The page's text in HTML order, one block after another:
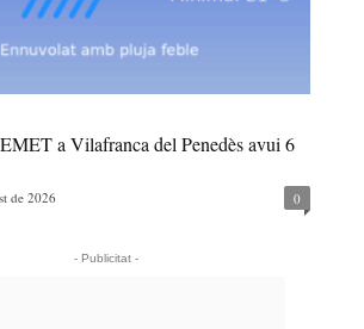
a Vilafranca del Penedès avui 6
de 2026 0
- Publicitat -